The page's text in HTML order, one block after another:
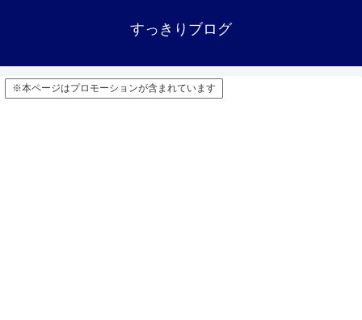
すっきりブログ
※本ページはプロモーションが含まれています